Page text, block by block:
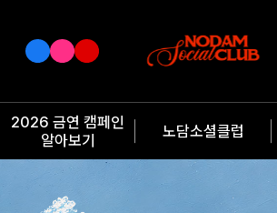
2026 금연 캠페인
알아보기
노담소셜클럽